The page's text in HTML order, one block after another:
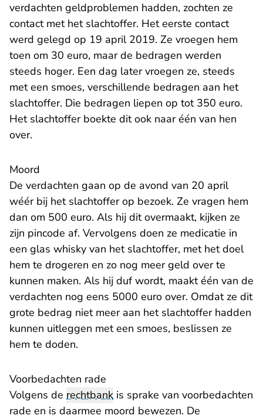
verdachten geldproblemen hadden, zochten ze
contact met het slachtoffer. Het eerste contact
werd gelegd op 19 april 2019. Ze vroegen hem
toen om 30 euro, maar de bedragen werden
steeds hoger. Een dag later vroegen ze, steeds
met een smoes, verschillende bedragen aan het
slachtoffer. Die bedragen liepen op tot 350 euro.
Het slachtoffer boekte dit ook naar één van hen
over.
Moord
De verdachten gaan op de avond van 20 april
wéér bij het slachtoffer op bezoek. Ze vragen hem
dan om 500 euro. Als hij dit overmaakt, kijken ze
zijn pincode af. Vervolgens doen ze medicatie in
een glas whisky van het slachtoffer, met het doel
hem te drogeren en zo nog meer geld over te
kunnen maken. Als hij duf wordt, maakt één van de
verdachten nog eens 5000 euro over. Omdat ze dit
grote bedrag niet meer aan het slachtoffer hadden
kunnen uitleggen met een smoes, beslissen ze
hem te doden.
Voorbedachten rade
Volgens de rechtbank is sprake van voorbedachten
rade en is daarmee moord bewezen. De